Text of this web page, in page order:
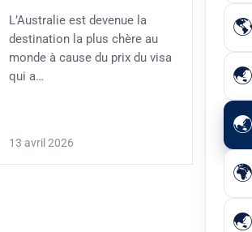
L’Australie est devenue la
destination la plus chère au
monde à cause du prix du visa
qui a…
13 avril 2026